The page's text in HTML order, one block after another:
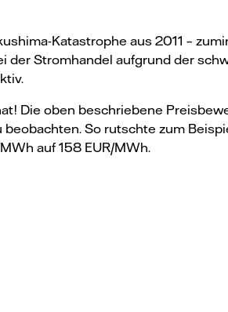
Katastrophe aus 2011 –
der Stromhandel aufgrund der
Die oben beschriebene
So rutschte zum
auf 158 EUR/MWh.